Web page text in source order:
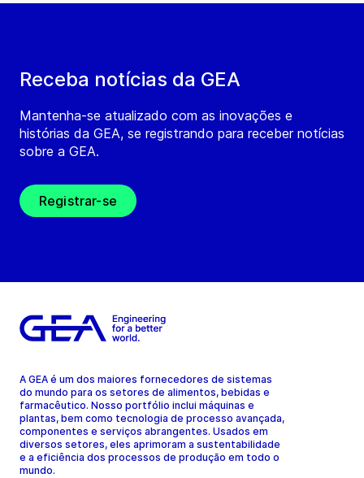
Receba notícias da GEA
Mantenha-se atualizado com as inovações e
histórias da GEA, se registrando para receber notícias
sobre a GEA.
Registrar-se
A GEA é um dos maiores fornecedores de sistemas
do mundo para os setores de alimentos, bebidas e
farmacêutico. Nosso portfólio inclui máquinas e
plantas, bem como tecnologia de processo avançada,
componentes e serviços abrangentes. Usados em
diversos setores, eles aprimoram a sustentabilidade
e a eficiência dos processos de produção em todo o
mundo.